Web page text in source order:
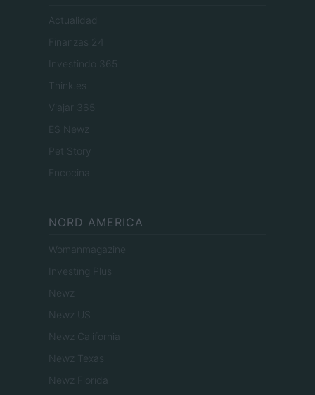
Actualidad
Finanzas 24
Investindo 365
Think.es
Viajar 365
ES Newz
Pet Story
Encocina
NORD AMERICA
Womanmagazine
Investing Plus
Newz
Newz US
Newz California
Newz Texas
Newz Florida